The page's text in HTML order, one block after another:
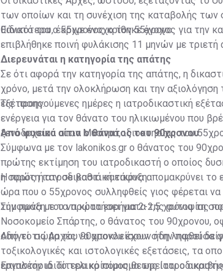
των οποίων και τη συνέχιση της καταβολής των
θάνατό του, έκρινε ένοχο τον 55χρονο.
Ειδικότερα ο 55χρονος κρίθηκε ένοχος για την
επιβλήθηκε ποινή φυλάκισης 11 μηνών με τριετή
Διερευνάται η κατηγορία της απάτης
Σε ότι αφορά την κατηγορία της απάτης, η
χρόνο, μετά την ολοκλήρωση και την
εξέτασης.
Τις προηγούμενες ημέρες η ιατροδικαστική
ενέργεια για τον θάνατο του ηλικιωμένου που
ξενοδοχείου στον Μυστρά, ιδιοκτησίας του
Από φυσικά αίτια ο θάνατος του 90χρονου
Σύμφωνα με τον lakonikos.gr ο θάνατος του
πρώτης εκτίμηση του ιατροδικαστή ο οποίος
η σορός ήταν σε βαθιά κατάψυξη.
Η πρώτη ιατροδικαστική εικόνα απομακρύνει το
ώρα που ο 55χρονος συλληφθείς γιος φέρεται
την πράξη του να κρατήσει για 2-2,5 χρόνια τη
Σύμφωνα με τα πρώτα ευρήματα της αυτοψίας
Νοσοκομείο Σπάρτης, ο θάνατος του 90χρονου,
οδηγεί τις Αρχές να αποκλείσουν στην παρούσα
Από το σώμα του 90χρονου έχουν ήδη ληφθεί
τοξικολογικές και ιστολογικές εξετάσεις, τα
εργαστήρια. Το τελικό πόρισμα της
Επιπλέον ιδιαίτερα κρίσιμος θεωρείται ο